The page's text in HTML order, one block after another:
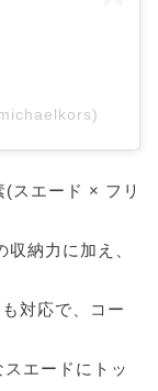
スエード × フリ
納力に加え、
対応で、コー
エードにトッ